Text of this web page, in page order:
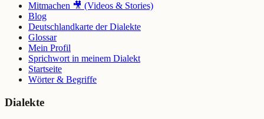
Mitmachen 🎥 (Videos & Stories)
Blog
Deutschlandkarte der Dialekte
Glossar
Mein Profil
Sprichwort in meinem Dialekt
Startseite
Wörter & Begriffe
Dialekte